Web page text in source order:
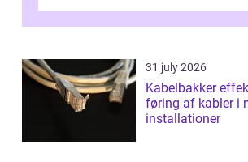
31 july 2026
Kabelbakker effektiv og hygiejnisk
føring af kabler i
installationer